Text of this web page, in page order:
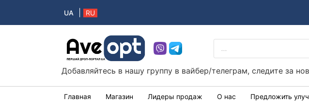
UA RU
Aveopt – оптова дропшипінг платформа в Україні
ПОИСК
ТОВАРОВ
Добавляйтесь в нашу группу в вайбер/телеграм, следите за
Главная Магазин Лидеры продаж О нас Предложить